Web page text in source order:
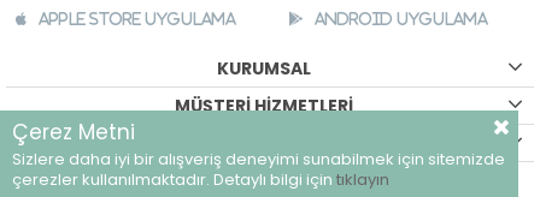
Apple Store Uygulama Android Uygulama
KURUMSAL
MÜŞTERİ HİZMETLERİ
©breeze.com.tr - Tüm hakları saklıdır.
Çerez Metni
Sizlere daha iyi bir alışveriş deneyimi sunabilmek için sitemizde
çerezler kullanılmaktadır. Detaylı bilgi için tıklayın